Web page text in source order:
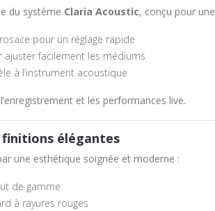
du système Claria Acoustic, conçu pour
pour un réglage rapide
ajuster facilement les médiums
à l’instrument acoustique
et les performances live.
élégantes
une esthétique soignée et moderne :
de gamme
à rayures rouges